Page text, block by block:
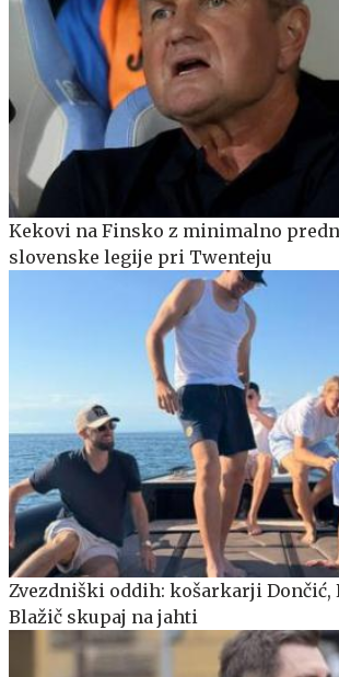
Kekovi na Finsko z minimalno
slovenske legije pri Twenteju
Zvezdniški oddih: košarkarji Dončić,
Blažič skupaj na jahti